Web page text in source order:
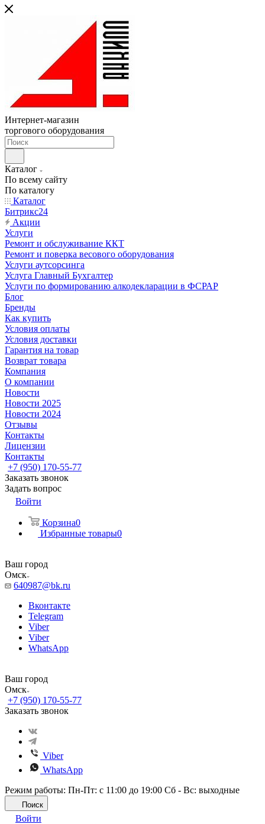
Интернет-магазин
торгового оборудования
Каталог
По всему сайту
По каталогу
Каталог
Битрикс24
Акции
Услуги
Ремонт и обслуживание ККТ
Ремонт и поверка весового оборудования
Услуги аутсорсинга
Услуга Главный Бухгалтер
Услуги по формированию алкодекларации в ФСРАР
Блог
Бренды
Как купить
Условия оплаты
Условия доставки
Гарантия на товар
Возврат товара
Компания
О компании
Новости
Новости 2025
Новости 2024
Отзывы
Контакты
Лицензии
Контакты
+7 (950) 170-55-77
Заказать звонок
Задать вопрос
Войти
Корзина0
Избранные товары0
Ваш город
Омск
640987@bk.ru
Вконтакте
Telegram
Viber
Viber
WhatsApp
Ваш город
Омск
+7 (950) 170-55-77
Заказать звонок
Viber
WhatsApp
Режим работы: Пн-Пт: с 11:00 до 19:00 Сб - Вс: выходные
Поиск
Войти